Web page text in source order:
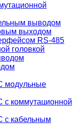
выводом
выходом
RS-485
головкой
модульные
коммутационной
с кабельным